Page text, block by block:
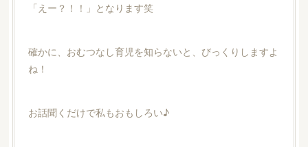
「えー？！！」となります笑
確かに、おむつなし育児を知らないと、びっくりしますよ
ね！
お話聞くだけで私もおもしろい♪